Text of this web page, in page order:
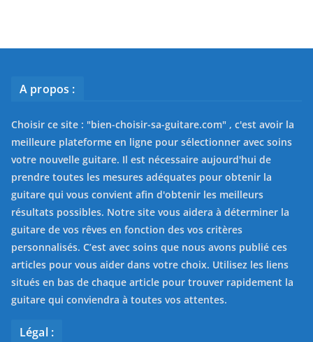
A propos :
Choisir ce site : "bien-choisir-sa-guitare.com" , c'est avoir la
meilleure plateforme en ligne pour sélectionner avec soins
votre nouvelle guitare. Il est nécessaire aujourd'hui de
prendre toutes les mesures adéquates pour obtenir la
guitare qui vous convient afin d'obtenir les meilleurs
résultats possibles. Notre site vous aidera à déterminer la
guitare de vos rêves en fonction des vos critères
personnalisés. C’est avec soins que nous avons publié ces
articles pour vous aider dans votre choix. Utilisez les liens
situés en bas de chaque article pour trouver rapidement la
guitare qui conviendra à toutes vos attentes.
Légal :